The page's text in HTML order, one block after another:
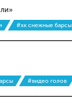
#хк снежные барсы
#видео голов